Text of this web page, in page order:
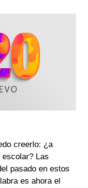
creerlo: ¿a
escolar? Las
pasado en estos
es ahora el